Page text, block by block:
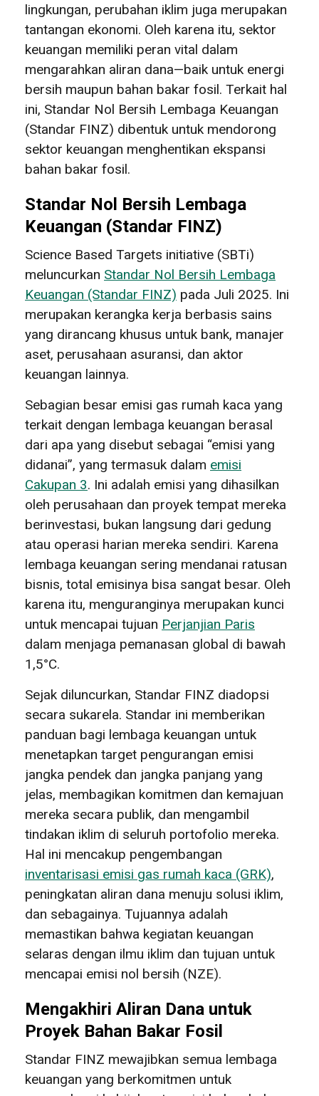
lingkungan, perubahan iklim juga merupakan
tantangan ekonomi. Oleh karena itu, sektor
keuangan memiliki peran vital dalam
mengarahkan aliran dana—baik untuk energi
bersih maupun bahan bakar fosil. Terkait hal
ini, Standar Nol Bersih Lembaga Keuangan
(Standar FINZ) dibentuk untuk mendorong
sektor keuangan menghentikan ekspansi
bahan bakar fosil.
Standar Nol Bersih Lembaga
Keuangan (Standar FINZ)
Science Based Targets initiative (SBTi)
meluncurkan Standar Nol Bersih Lembaga
Keuangan (Standar FINZ) pada Juli 2025. Ini
merupakan kerangka kerja berbasis sains
yang dirancang khusus untuk bank, manajer
aset, perusahaan asuransi, dan aktor
keuangan lainnya.
Sebagian besar emisi gas rumah kaca yang
terkait dengan lembaga keuangan berasal
dari apa yang disebut sebagai “emisi yang
didanai”, yang termasuk dalam emisi
Cakupan 3. Ini adalah emisi yang dihasilkan
oleh perusahaan dan proyek tempat mereka
berinvestasi, bukan langsung dari gedung
atau operasi harian mereka sendiri. Karena
lembaga keuangan sering mendanai ratusan
bisnis, total emisinya bisa sangat besar. Oleh
karena itu, menguranginya merupakan kunci
untuk mencapai tujuan Perjanjian Paris
dalam menjaga pemanasan global di bawah
1,5°C.
Sejak diluncurkan, Standar FINZ diadopsi
secara sukarela. Standar ini memberikan
panduan bagi lembaga keuangan untuk
menetapkan target pengurangan emisi
jangka pendek dan jangka panjang yang
jelas, membagikan komitmen dan kemajuan
mereka secara publik, dan mengambil
tindakan iklim di seluruh portofolio mereka.
Hal ini mencakup pengembangan
inventarisasi emisi gas rumah kaca (GRK),
peningkatan aliran dana menuju solusi iklim,
dan sebagainya. Tujuannya adalah
memastikan bahwa kegiatan keuangan
selaras dengan ilmu iklim dan tujuan untuk
mencapai emisi nol bersih (NZE).
Mengakhiri Aliran Dana untuk
Proyek Bahan Bakar Fosil
Standar FINZ mewajibkan semua lembaga
keuangan yang berkomitmen untuk